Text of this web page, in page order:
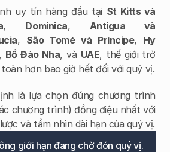
uy tín hàng đầu tại St Kitts và
, Dominica, Antigua và
, São Tomé và Príncipe, Hy
, Bồ Đào Nha, và UAE, thế giới trở
hơn bao giờ hết đối với quý vị.
là lựa chọn đúng chương trình
chương trình) đồng điệu nhất với
và tầm nhìn dài hạn của quý vị.
giới hạn đang chờ đón quý vị.